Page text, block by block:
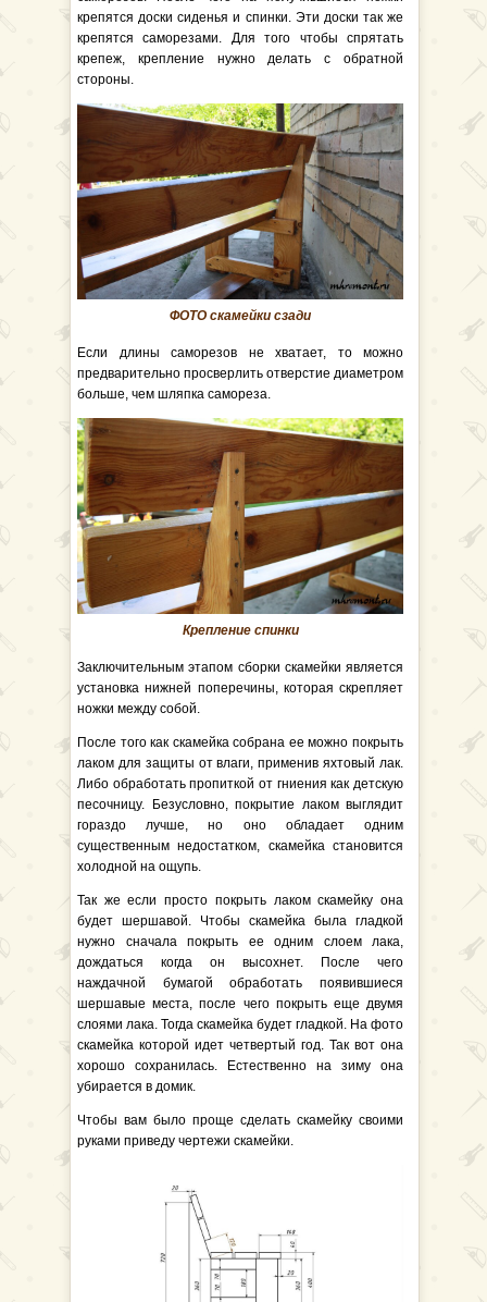
крепятся доски сиденья и спинки. Эти доски так же
крепятся саморезами. Для того чтобы спрятать
крепеж, крепление нужно делать с обратной
стороны.
ФОТО скамейки сзади
Если длины саморезов не хватает, то можно
предварительно просверлить отверстие диаметром
больше, чем шляпка самореза.
Крепление спинки
Заключительным этапом сборки скамейки является
установка нижней поперечины, которая скрепляет
ножки между собой.
После того как скамейка собрана ее можно покрыть
лаком для защиты от влаги, применив яхтовый лак.
Либо обработать пропиткой от гниения как детскую
песочницу. Безусловно, покрытие лаком выглядит
гораздо лучше, но оно обладает одним
существенным недостатком, скамейка становится
холодной на ощупь.
Так же если просто покрыть лаком скамейку она
будет шершавой. Чтобы скамейка была гладкой
нужно сначала покрыть ее одним слоем лака,
дождаться когда он высохнет. После чего
наждачной бумагой обработать появившиеся
шершавые места, после чего покрыть еще двумя
слоями лака. Тогда скамейка будет гладкой. На фото
скамейка которой идет четвертый год. Так вот она
хорошо сохранилась. Естественно на зиму она
убирается в домик.
Чтобы вам было проще сделать скамейку своими
руками приведу чертежи скамейки.